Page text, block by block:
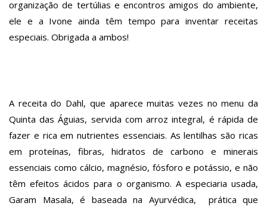
organização de tertúlias e encontros amigos do ambiente,
ele e a Ivone ainda têm tempo para inventar receitas
especiais. Obrigada a ambos!
A receita do Dahl, que aparece muitas vezes no menu da
Quinta das Águias, servida com arroz integral, é rápida de
fazer e rica em nutrientes essenciais. As lentilhas são ricas
em proteínas, fibras, hidratos de carbono e minerais
essenciais como cálcio, magnésio, fósforo e potássio, e não
têm efeitos ácidos para o organismo. A especiaria usada,
Garam Masala, é baseada na Ayurvédica, prática que